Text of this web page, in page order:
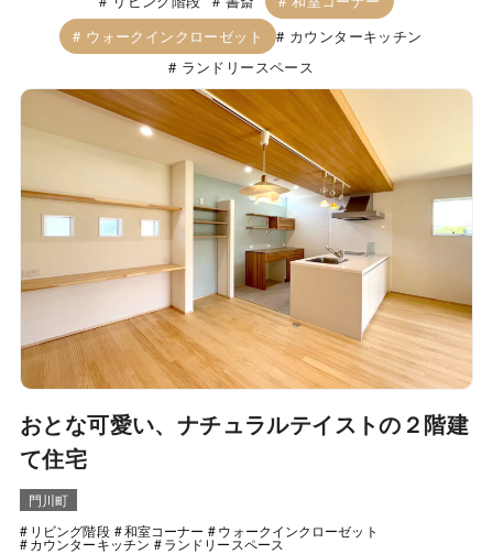
ウォークインクローゼット
カウンターキッチン
ランドリースペース
おとな可愛い、ナチュラルテイストの２階建
て住宅
門川町
リビング階段
和室コーナー ウォークインクローゼット
カウンターキッチン ランドリースペース